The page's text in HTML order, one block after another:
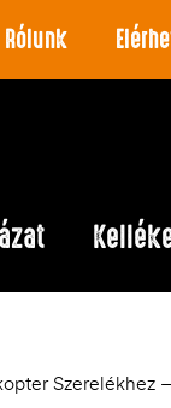
Rólunk
Szerelékhez